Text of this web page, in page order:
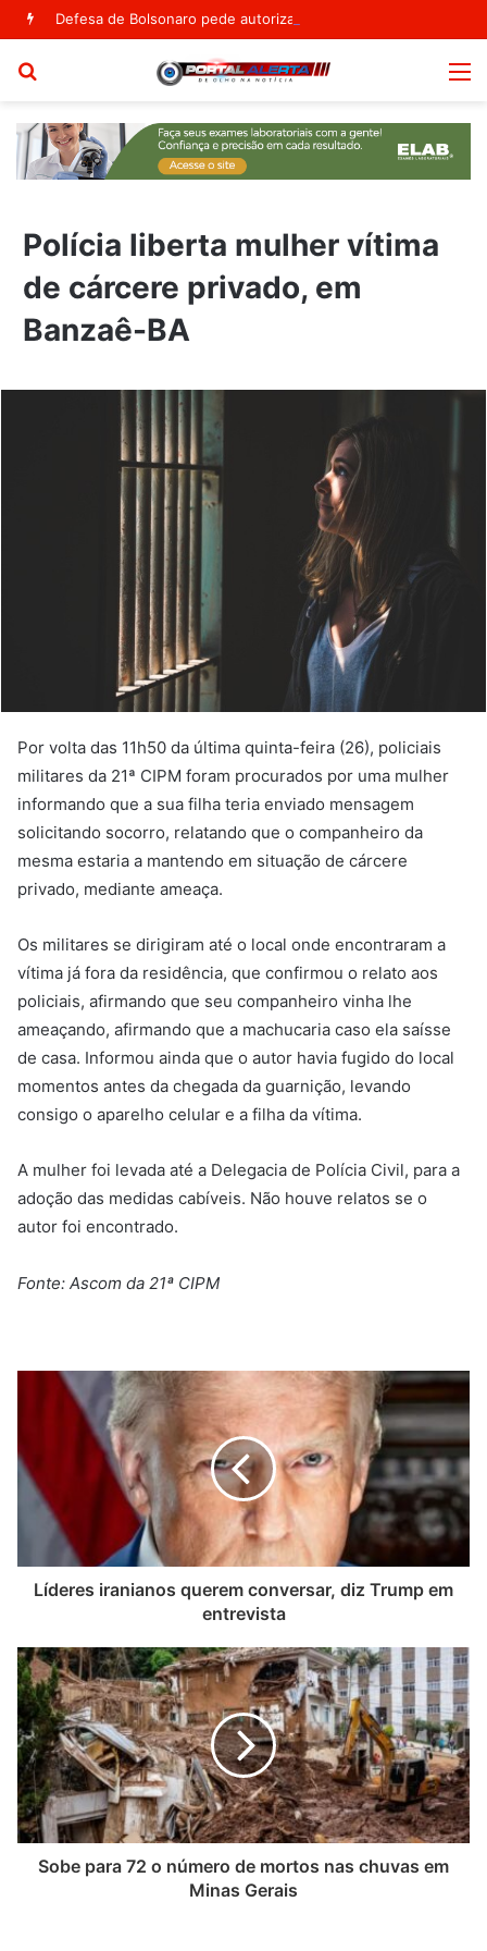
Polícia liberta mulher vítima
de cárcere privado, em
Banzaê-BA
Por volta das 11h50 da última quinta-feira (26), policiais
militares da 21ª CIPM foram procurados por uma mulher
informando que a sua filha teria enviado mensagem
solicitando socorro, relatando que o companheiro da
mesma estaria a mantendo em situação de cárcere
privado, mediante ameaça.
Os militares se dirigiram até o local onde encontraram a
vítima já fora da residência, que confirmou o relato aos
policiais, afirmando que seu companheiro vinha lhe
ameaçando, afirmando que a machucaria caso ela saísse
de casa. Informou ainda que o autor havia fugido do local
momentos antes da chegada da guarnição, levando
consigo o aparelho celular e a filha da vítima.
A mulher foi levada até a Delegacia de Polícia Civil, para a
adoção das medidas cabíveis. Não houve relatos se o
autor foi encontrado.
Fonte: Ascom da 21ª CIPM
Líderes iranianos querem conversar, diz Trump em
entrevista
Sobe para 72 o número de mortos nas chuvas em
Minas Gerais